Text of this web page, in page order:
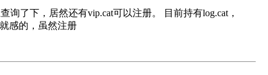
了下，居然还有vip.cat可以注册。 目前持有log.cat，
感的，虽然注册